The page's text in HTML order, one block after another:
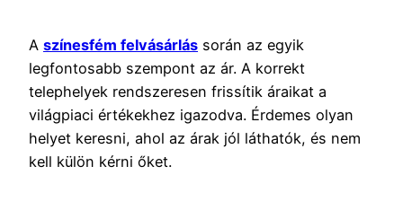
A színesfém felvásárlás során az egyik
legfontosabb szempont az ár. A korrekt
telephelyek rendszeresen frissítik áraikat a
világpiaci értékekhez igazodva. Érdemes olyan
helyet keresni, ahol az árak jól láthatók, és nem
kell külön kérni őket.